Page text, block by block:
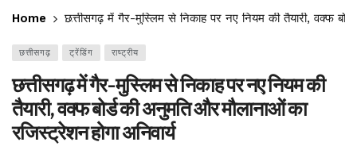
Home छत्तीसगढ़ में गैर-मुस्लिम से निकाह पर नए नियम की तैयारी, वक्फ
छत्तीसगढ़ ट्रेंडिंग राष्ट्रीय
छत्तीसगढ़ में गैर-मुस्लिम से निकाह पर नए नियम की
तैयारी, वक्फ बोर्ड की अनुमति और मौलानाओं का
रजिस्ट्रेशन होगा अनिवार्य